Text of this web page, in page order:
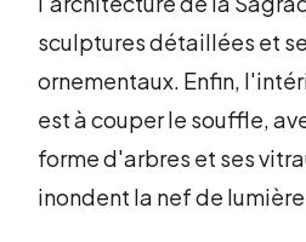
sculptures détaillées et
ornementaux. Enfin,
est à couper le souffle,
forme d'arbres et ses
inondent la nef de